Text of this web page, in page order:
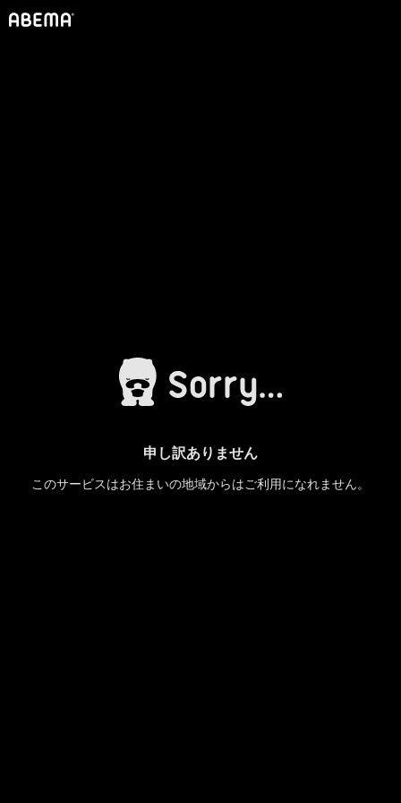
申し訳ありません
このサービスはお住まいの地域からはご利用になれません。